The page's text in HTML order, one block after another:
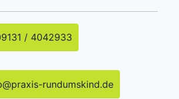
/ 4042933
@praxis-rundumskind.de